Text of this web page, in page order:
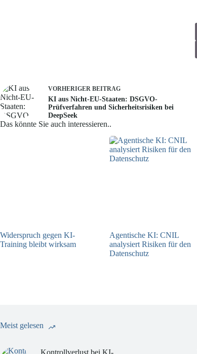
VORHERIGER BEITRAG
KI aus Nicht-EU-Staaten: DSGVO-
Prüfverfahren und Sicherheitsrisiken bei
DeepSeek
Das könnte Sie auch interessieren..
Widerspruch gegen KI-
Training bleibt wirksam
Agentische KI: CNIL
analysiert Risiken für den
Datenschutz
Meist gelesen